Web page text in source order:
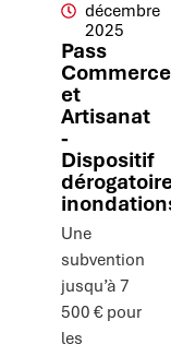
décembre
2025
Pass
Commerce
et
Artisanat
-
Dispositif
Une
subvention
jusqu’à 7
500 € pour
les